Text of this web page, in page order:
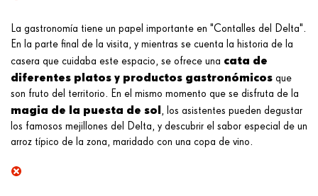
La gastronomía tiene un papel importante en "Contalles del Delta".
En la parte final de la visita, y mientras se cuenta la historia de la
casera que cuidaba este espacio, se ofrece una cata de
diferentes platos y productos gastronómicos que
son fruto del territorio. En el mismo momento que se disfruta de la
magia de la puesta de sol, los asistentes pueden degustar
los famosos mejillones del Delta, y descubrir el sabor especial de un
arroz típico de la zona, maridado con una copa de vino.